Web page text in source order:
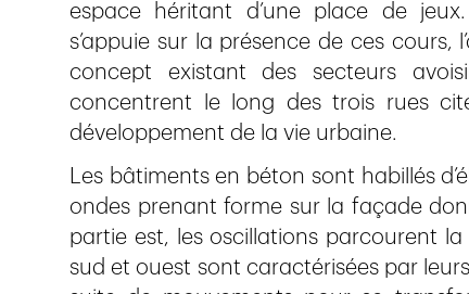
espace héritant d’une place de
s’appuie sur la présence de ces cours,
concept existant des secteurs
concentrent le long des trois rues
développement de la vie urbaine.
Les bâtiments en béton sont habillés
ondes prenant forme sur la façade
partie est, les oscillations parcourent
sud et ouest sont caractérisées par